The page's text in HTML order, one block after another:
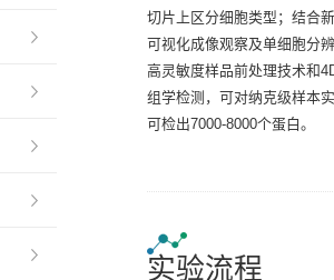
切片上区分细胞类型；结合
可视化成像观察及单细胞分
高灵敏度样品前处理技术和
组学检测，可对纳克级样本
可检出7000-8000个蛋白。
实验流程